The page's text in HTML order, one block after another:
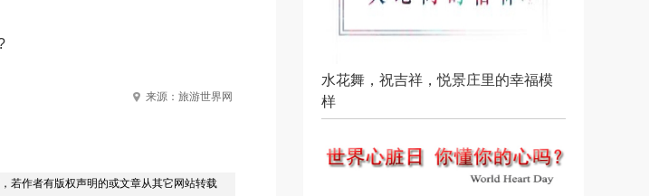
来源：旅游世界网
若作者有版权声明的或文章从其它网站转载
水花舞，祝吉祥，悦景庄里的幸福模
样